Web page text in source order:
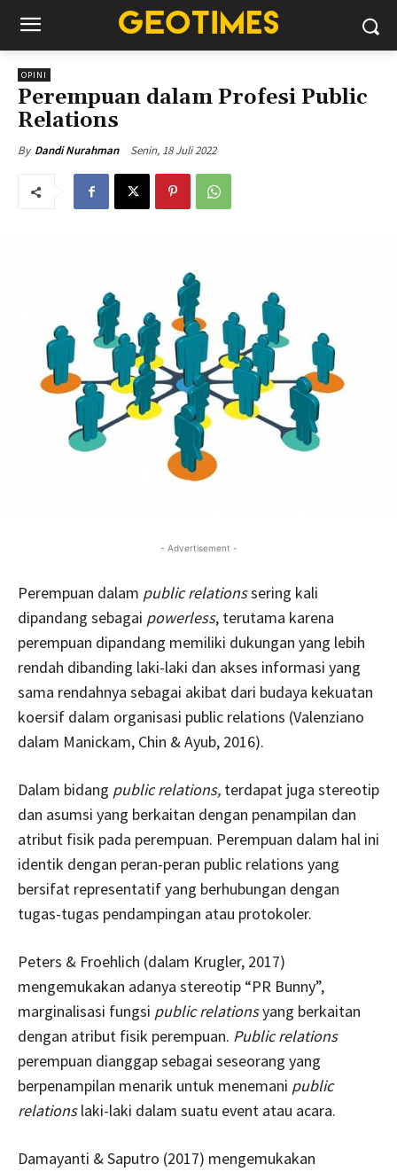
OPINI
Perempuan dalam Profesi Public
Relations
By Dandi Nurahman Senin, 18 Juli 2022
- Advertisement -
Perempuan dalam public relationssering kali
dipandang sebagai powerless, terutama karena
perempuan dipandang memiliki dukungan yang lebih
rendah dibanding laki-laki dan akses informasi yang
sama rendahnya sebagai akibat dari budaya kekuatan
koersif dalam organisasi public relations (Valenziano
dalam Manickam, Chin & Ayub, 2016).
Dalam bidang public relations, terdapat juga stereotip
dan asumsi yang berkaitan dengan penampilan dan
atribut fisik pada perempuan. Perempuan dalam hal ini
identik dengan peran-peran public relations yang
bersifat representatif yang berhubungan dengan
tugas-tugas pendampingan atau protokoler.
Peters & Froehlich (dalam Krugler, 2017)
mengemukakan adanya stereotip “PR Bunny”,
marginalisasi fungsi public relationsyang berkaitan
dengan atribut fisik perempuan. Public relations
perempuan dianggap sebagai seseorang yang
berpenampilan menarik untuk menemani public
relationslaki-laki dalam suatu event atau acara.
Damayanti & Saputro (2017) mengemukakan